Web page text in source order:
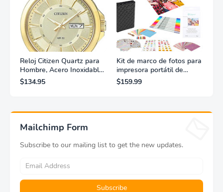
Reloj Citizen Quartz para
Hombre, Acero Inoxidable,
Clásico, Dorado
$134.95
Kit de marco de fotos para
impresora portátil de
fotografías y vídeos
Lifeprint 3x4,5 (blanca)
$159.99
Mailchimp Form
Subscribe to our mailing list to get the new updates.